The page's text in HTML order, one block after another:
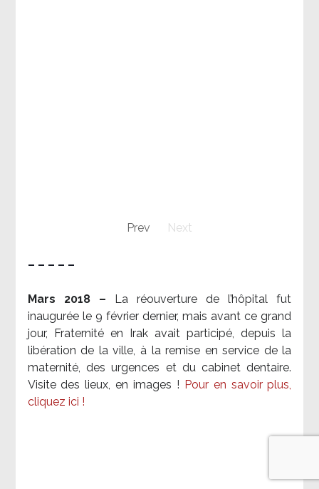
Prev Next
– – – – –
Mars 2018 –
La réouverture de l’hôpital fut
inaugurée le 9 février dernier, mais avant ce grand
jour, Fraternité en Irak avait participé, depuis la
libération de la ville, à la remise en service de la
maternité, des urgences et du cabinet dentaire.
Visite des lieux, en images ! Pour en savoir plus,
cliquez ici !